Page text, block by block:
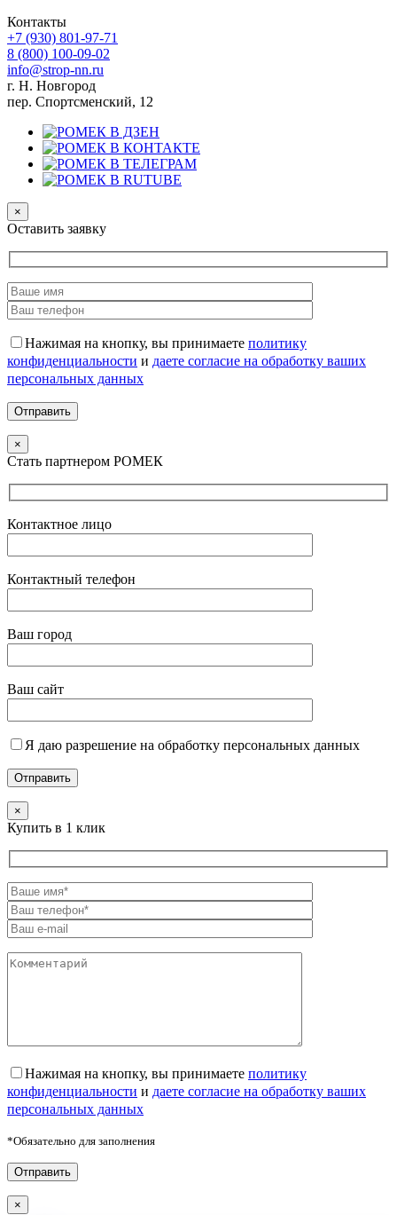
Контакты
+7 (930) 801-97-71
8 (800) 100-09-02
info@strop-nn.ru
г. Н. Новгород
пер. Спортсменский, 12
×
Оставить заявку
Нажимая на кнопку, вы принимаете политику
конфиденциальности и даете согласие на обработку ваших
персональных данных
×
Стать партнером РОМЕК
Контактное лицо
Контактный телефон
Ваш город
Ваш сайт
Я даю разрешение на обработку персональных данных
×
Купить в 1 клик
Нажимая на кнопку, вы принимаете политику
конфиденциальности и даете согласие на обработку ваших
персональных данных
*Обязательно для заполнения
×